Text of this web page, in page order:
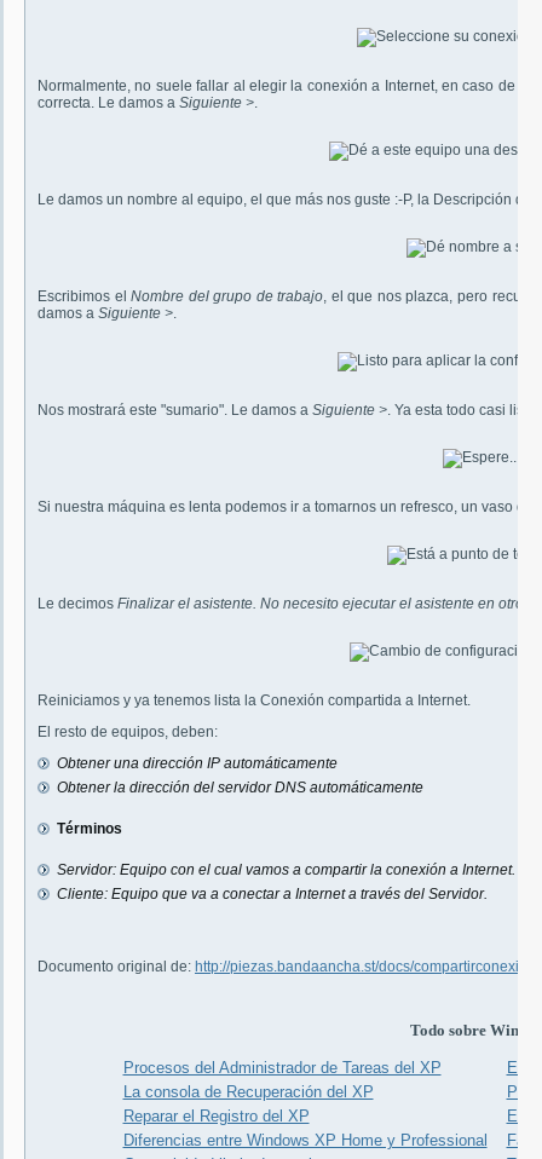
Normalmente, no suele fallar al elegir la conexión a Internet, en caso de
correcta. Le damos a Siguiente >.
Le damos un nombre al equipo, el que más nos guste :-P, la Descripción
Escribimos elNombre del grupo de trabajo, el que nos plazca, pero
damos a Siguiente >.
Nos mostrará este "sumario". Le damos a Siguiente >. Ya esta todo casi listo:
Si nuestra máquina es lenta podemos ir a tomarnos un refresco, un vaso de
Le decimos Finalizar el asistente. No necesito ejecutar el asistente en otros
Reiniciamos y ya tenemos lista la Conexión compartida a Internet.
El resto de equipos, deben:
Obtener una dirección IP automáticamente
Obtener la dirección del servidor DNS automáticamente
Términos
Servidor: Equipo con el cual vamos a compartir la conexión a Internet.
Cliente: Equipo que va a conectar a Internet a través del Servidor.
Documento original de: http://piezas.bandaancha.st/docs/
Todo sobre
Procesos del Administrador de Tareas del XP
El
La consola de Recuperación del XP
Reparar el Registro del XP
Diferencias entre Windows XP Home y Professional
Faq